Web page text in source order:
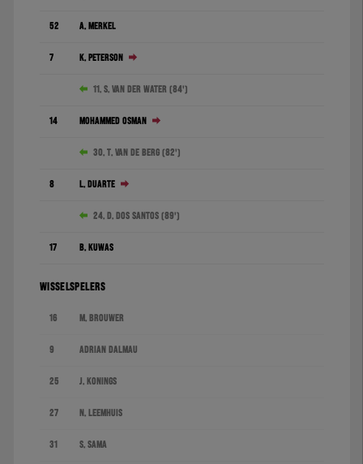
52 A. Merkel
7 K. Peterson
11. S. van der Water (84')
14 Mohammed Osman
30. T. van de Berg (82')
8 L. Duarte
24. D. dos Santos (89')
17 B. Kuwas
WISSELSPELERS
16 M. Brouwer
9 Adrián Dalmau
25 J. Konings
27 N. Leemhuis
31 S. Sama